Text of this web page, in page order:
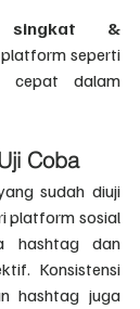
singkat &
seperti
cepat dalam
Coba
sudah diuji
platform sosial
hashtag dan
Konsistensi
hashtag juga